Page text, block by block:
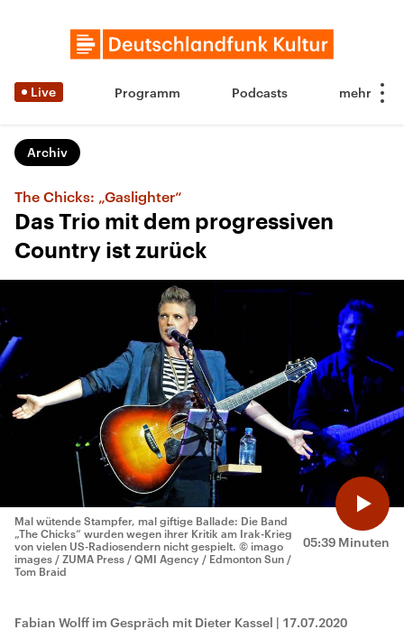
Live Programm Podcasts
Archiv
The Chicks: „Gaslighter“
Das Trio mit dem progressiven
Country ist zurück
05:39 Minuten
Mal wütende Stampfer, mal giftige Ballade: Die Band
„The Chicks“ wurden wegen ihrer Kritik am Irak-Krieg
von vielen US-Radiosendern nicht gespielt. © imago
images / ZUMA Press / QMI Agency / Edmonton Sun /
Tom Braid
Fabian Wolff im Gespräch mit Dieter Kassel | 17.07.2020